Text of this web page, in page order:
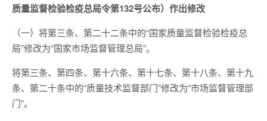
质量监督检验检疫总局令第132号公布）作出修改
（一）将第三条、第二十二条中的“国家质量监督检验检疫总
局”修改为“国家市场监督管理总局”。
将第三条、第四条、第十六条、第十七条、第十八条、第十九
条、第二十条中的“质量技术监督部门”修改为“市场监督管理部
门”。